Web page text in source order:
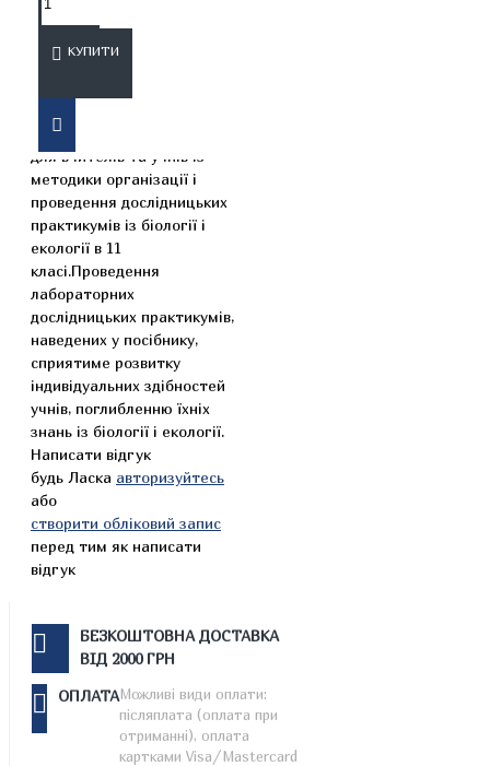
КУПИТИ
ОПИС
практичним керівництвом
для вчителів та учнів із
методики організації і
проведення дослідницьких
практикумів із біології і
екології в 11
класі.Проведення
лабораторних
дослідницьких практикумів,
наведених у посібнику,
сприятиме розвитку
індивідуальних здібностей
учнів, поглибленню їхніх
знань із біології і екології.
Написати відгук
будь Ласка авторизуйтесь
або
створити обліковий запис
перед тим як написати
відгук
БЕЗКОШТОВНА ДОСТАВКА
ВІД 2000 ГРН
ОПЛАТАМожливі види оплати:
післяплата (оплата при
отриманні), оплата
картками Visa/Mastercard